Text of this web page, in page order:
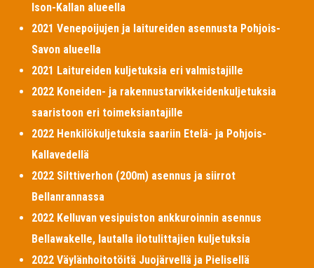
Ison-Kallan alueella
2021 Venepoijujen ja laitureiden asennusta Pohjois-
Savon alueella
2021 Laitureiden kuljetuksia eri valmistajille
2022 Koneiden- ja rakennustarvikkeidenkuljetuksia
saaristoon eri toimeksiantajille
2022 Henkilökuljetuksia saariin Etelä- ja Pohjois-
Kallavedellä
2022 Silttiverhon (200m) asennus ja siirrot
Bellanrannassa
2022 Kelluvan vesipuiston ankkuroinnin asennus
Bellawakelle, lautalla ilotulittajien kuljetuksia
2022 Väylänhoitotöitä Juojärvellä ja Pielisellä